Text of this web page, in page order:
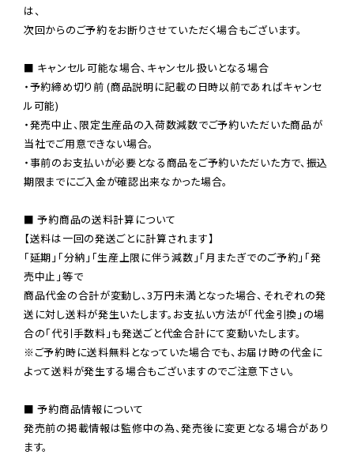
は、
次回からのご予約をお断りさせていただく場合もございます。
■ キャンセル可能な場合、キャンセル扱いとなる場合
・予約締め切り前 (商品説明に記載の日時以前であればキャンセ
ル可能)
・発売中止、限定生産品の入荷数減数でご予約いただいた商品が
当社でご用意できない場合。
・事前のお支払いが必要となる商品をご予約いただいた方で、振込
期限までにご入金が確認出来なかった場合。
■ 予約商品の送料計算について
【送料は一回の発送ごとに計算されます】
「延期」「分納」「生産上限に伴う減数」「月またぎでのご予約」「発
売中止」等で
商品代金の合計が変動し、3万円未満となった場合、それぞれの発
送に対し送料が発生いたします。お支払い方法が「代金引換」の場
※ご予約時に送料無料となっていた場合でも、お届け時の代金に
よって送料が発生する場合もございますのでご注意下さい。
■ 予約商品情報について
発売前の掲載情報は監修中の為、発売後に変更となる場合があり
ます。